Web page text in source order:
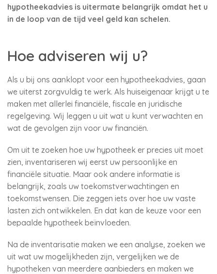
hypotheekadvies is uitermate belangrijk omdat het u
in de loop van de tijd veel geld kan schelen.
Hoe adviseren wij u?
Als u bij ons aanklopt voor een hypotheekadvies, gaan
we uiterst zorgvuldig te werk. Als huiseigenaar krijgt u te
maken met allerlei financiële, fiscale en juridische
regelgeving. Wij leggen u uit wat u kunt verwachten en
wat de gevolgen zijn voor uw financiën.
Om uit te zoeken hoe uw hypotheek er precies uit moet
zien, inventariseren wij eerst uw persoonlijke en
financiële situatie. Maar ook andere informatie is
belangrijk, zoals uw toekomstverwachtingen en
toekomstwensen. Die zeggen iets over hoe uw vaste
lasten zich ontwikkelen. En dat kan de keuze voor een
bepaalde hypotheek beïnvloeden.
Na de inventarisatie maken we een analyse, zoeken we
uit wat uw mogelijkheden zijn, vergelijken we de
hypotheken van meerdere aanbieders en maken we